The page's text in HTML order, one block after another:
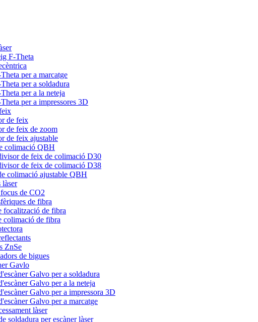
F-Theta
per a marcatge
per a soldadura
per a la neteja
per a impressores 3D
de feix
de feix de zoom
de feix ajustable
colimació QBH
de feix de colimació D30
de feix de colimació D38
colimació ajustable QBH
làser
de CO2
de fibra
focalització de fibra
colimació de fibra
ZnSe
de bigues
Gavlo
Galvo per a soldadura
Galvo per a la neteja
Galvo per a impressora 3D
Galvo per a marcatge
làser
soldadura per escàner làser